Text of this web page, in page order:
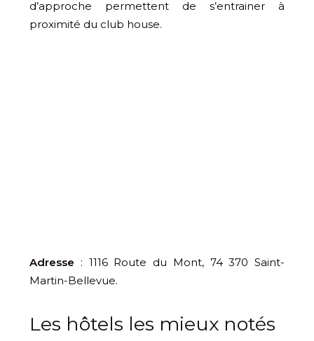
d’approche permettent de s’entrainer à
proximité du club house.
Adresse : 1116 Route du Mont, 74 370 Saint-
Martin-Bellevue.
Les hôtels les mieux notés